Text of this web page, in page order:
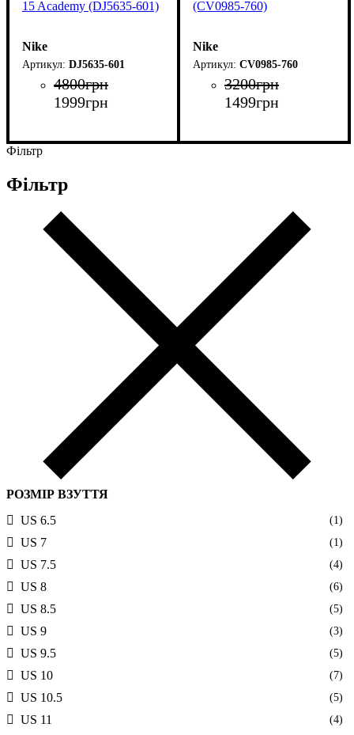
15 Academy (DJ5635-601)
Nike
DJ5635-601
4800грн
1999грн
(CV0985-760)
Nike
CV0985-760
3200грн
1499грн
Фільтр
Фільтр
РОЗМІР ВЗУТТЯ
US 6.5
(1)
US 7 (1)
US 7.5 (4)
US 8 (6)
US 8.5 (5)
US 9 (3)
US 9.5 (5)
US 10 (7)
US 10.5 (5)
US 11 (4)